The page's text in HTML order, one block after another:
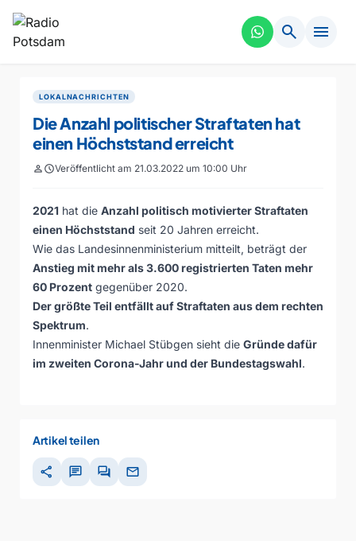
search menu
LOKALNACHRICHTEN
Die Anzahl politischer Straftaten hat
einen Höchststand erreicht
personscheduleVeröffentlicht am 21.03.2022 um 10:00 Uhr
2021 hat die Anzahl politisch motivierter Straftaten
einen Höchststand seit 20 Jahren erreicht.
Wie das Landesinnenministerium mitteilt, beträgt der
Anstieg mit mehr als 3.600 registrierten Taten mehr
60 Prozent gegenüber 2020.
Der größte Teil entfällt auf Straftaten aus dem rechten
Spektrum.
Innenminister Michael Stübgen sieht die Gründe dafür
im zweiten Corona-Jahr und der Bundestagswahl.
Artikel teilen
share chat forum mail